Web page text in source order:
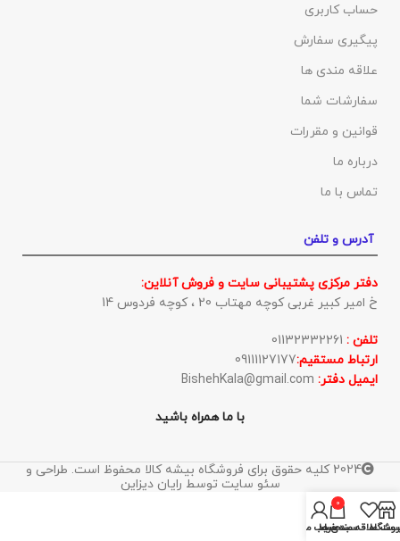
حساب کاربری
پیگیری سفارش
علاقه مندی ها
سفارشات شما
قوانین و مقررات
درباره ما
تماس با ما
آدرس و تلفن
دفتر مرکزی پشتیبانی سایت و فروش آنلاین:
خ امیر کبیر غربی کوچه مهتاب 20 ، کوچه فردوس 14
تلفن :
ارتباط مستقیم:09111127177
ایمیل دفتر:
با ما همراه باشید
2024 کلیه حقوق برای فروشگاه بیشه کالا محفوظ است. طراحی و
سئو سایت توسط رایان دیزاین
علاقه مندی ها
0
سبد خرید
حساب من